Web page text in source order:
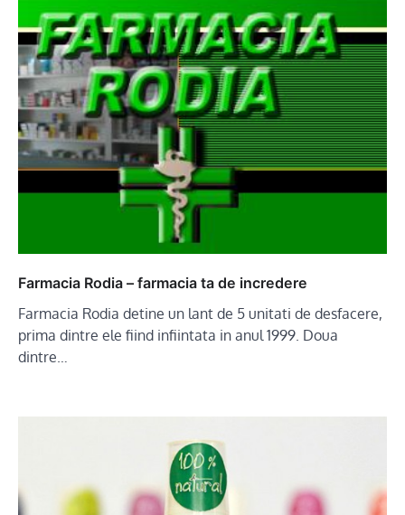
Farmacia Rodia – farmacia ta de incredere
Farmacia Rodia detine un lant de 5 unitati de desfacere,
prima dintre ele fiind infiintata in anul 1999. Doua
dintre…